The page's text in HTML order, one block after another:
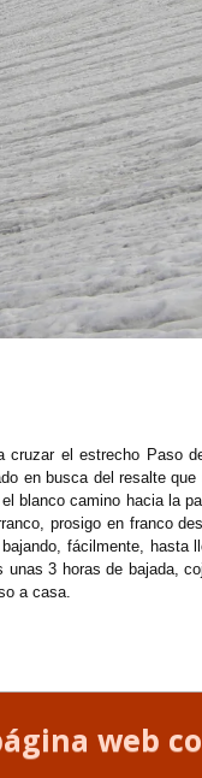
el estrecho Paso
en busca del resalte
blanco camino hacia la
prosigo en franco
fácilmente,
3 horas de bajada,
a casa.
web